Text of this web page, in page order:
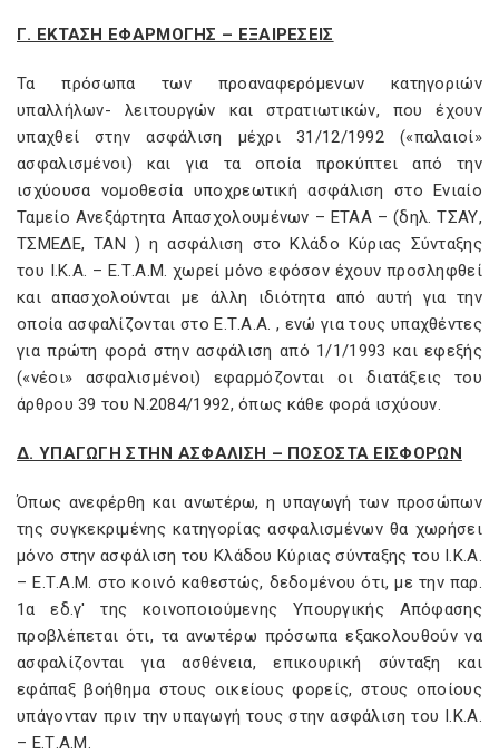
Γ. ΕΚΤΑΣΗ ΕΦΑΡΜΟΓΗΣ – ΕΞΑΙΡΕΣΕΙΣ
Τα πρόσωπα των προαναφερόμενων κατηγοριών
υπαλλήλων- λειτουργών και στρατιωτικών, που έχουν
υπαχθεί στην ασφάλιση μέχρι 31/12/1992 («παλαιοί»
ασφαλισμένοι) και για τα οποία προκύπτει από την
ισχύουσα νομοθεσία υποχρεωτική ασφάλιση στο Ενιαίο
Ταμείο Ανεξάρτητα Απασχολουμένων – ΕΤΑΑ – (δηλ. ΤΣΑΥ,
ΤΣΜΕΔΕ, TAN ) η ασφάλιση στο Κλάδο Κύριας Σύνταξης
του Ι.Κ.Α. – Ε.Τ.A.M. χωρεί μόνο εφόσον έχουν προσληφθεί
και απασχολούνται με άλλη ιδιότητα από αυτή για την
οποία ασφαλίζονται στο Ε.Τ.Α.Α. , ενώ για τους υπαχθέντες
για πρώτη φορά στην ασφάλιση από 1/1/1993 και εφεξής
(«νέοι» ασφαλισμένοι) εφαρμόζονται οι διατάξεις του
άρθρου 39 του Ν.2084/1992, όπως κάθε φορά ισχύουν.
Δ. ΥΠΑΓΩΓΗ ΣΤΗΝ ΑΣΦΑΛΙΣΗ – ΠΟΣΟΣΤΑ ΕΙΣΦΟΡΩΝ
Όπως ανεφέρθη και ανωτέρω, η υπαγωγή των προσώπων
της συγκεκριμένης κατηγορίας ασφαλισμένων θα χωρήσει
μόνο στην ασφάλιση του Κλάδου Κύριας σύνταξης του Ι.Κ.Α.
– Ε.Τ.Α.Μ. στο κοινό καθεστώς, δεδομένου ότι, με την παρ.
1α εδ.γ' της κοινοποιούμενης Υπουργικής Απόφασης
προβλέπεται ότι, τα ανωτέρω πρόσωπα εξακολουθούν να
ασφαλίζονται για ασθένεια, επικουρική σύνταξη και
εφάπαξ βοήθημα στους οικείους φορείς, στους οποίους
υπάγονταν πριν την υπαγωγή τους στην ασφάλιση του Ι.Κ.Α.
– Ε.Τ.Α.Μ.